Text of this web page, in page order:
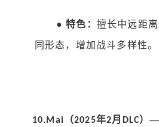
● 特色： 擅长中远距
同形态，增加战斗多样性。
10.Mai （2025年2月 DLC）